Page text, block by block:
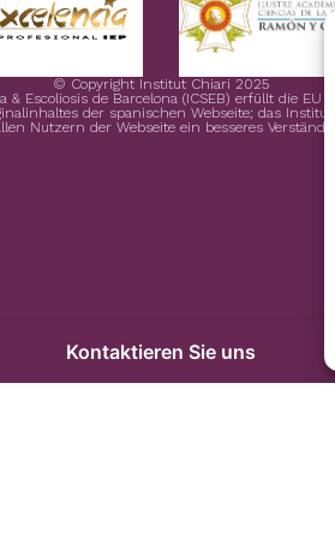
© Copyright Institut Chiari 2025
Escoliosis de Barcelona (ICSEB) erfüllt die EU
der spanischen Webseite; das
Nutzern der Webseite ein besseres
Kontaktieren Sie uns